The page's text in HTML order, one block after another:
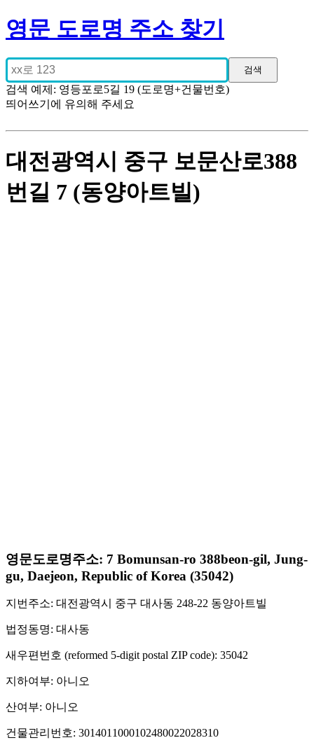
영문 도로명 주소 찾기
검색 예제: 영등포로5길 19 (도로명+건물번호)
띄어쓰기에 유의해 주세요
대전광역시 중구 보문산로388
번길 7 (동양아트빌)
영문도로명주소: 7 Bomunsan-ro 388beon-gil, Jung-
gu, Daejeon, Republic of Korea (35042)
지번주소: 대전광역시 중구 대사동 248-22 동양아트빌
법정동명: 대사동
새우편번호 (reformed 5-digit postal ZIP code): 35042
지하여부: 아니오
산여부: 아니오
건물관리번호: 3014011000102480022028310